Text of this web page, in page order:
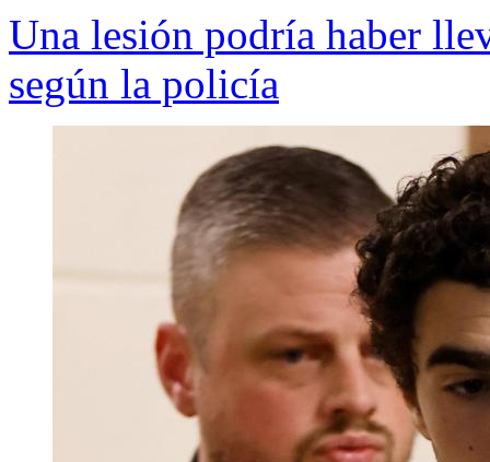
Una lesión podría haber
según la policía